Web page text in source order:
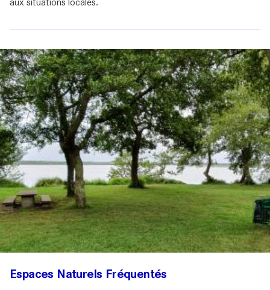
aux situations locales.
Espaces Naturels Fréquentés